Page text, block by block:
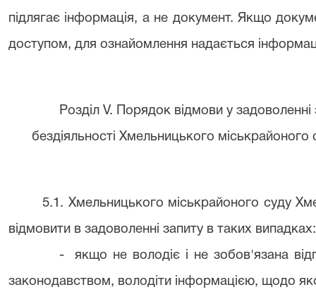
підлягає інформація, а не документ. Якщо
доступом, для ознайомлення надається
Розділ V. Порядок відмови у
бездіяльності Хмельницького міськрайоного
5.1. Хмельницького міськрайоного суду
відмовити в задоволенні запиту в таких
- якщо не володіє і не зобов'язана
законодавством, володіти інформацією, щодо